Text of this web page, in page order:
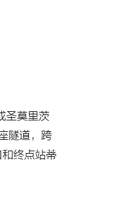
圣莫里茨
隧道，跨
终点站蒂